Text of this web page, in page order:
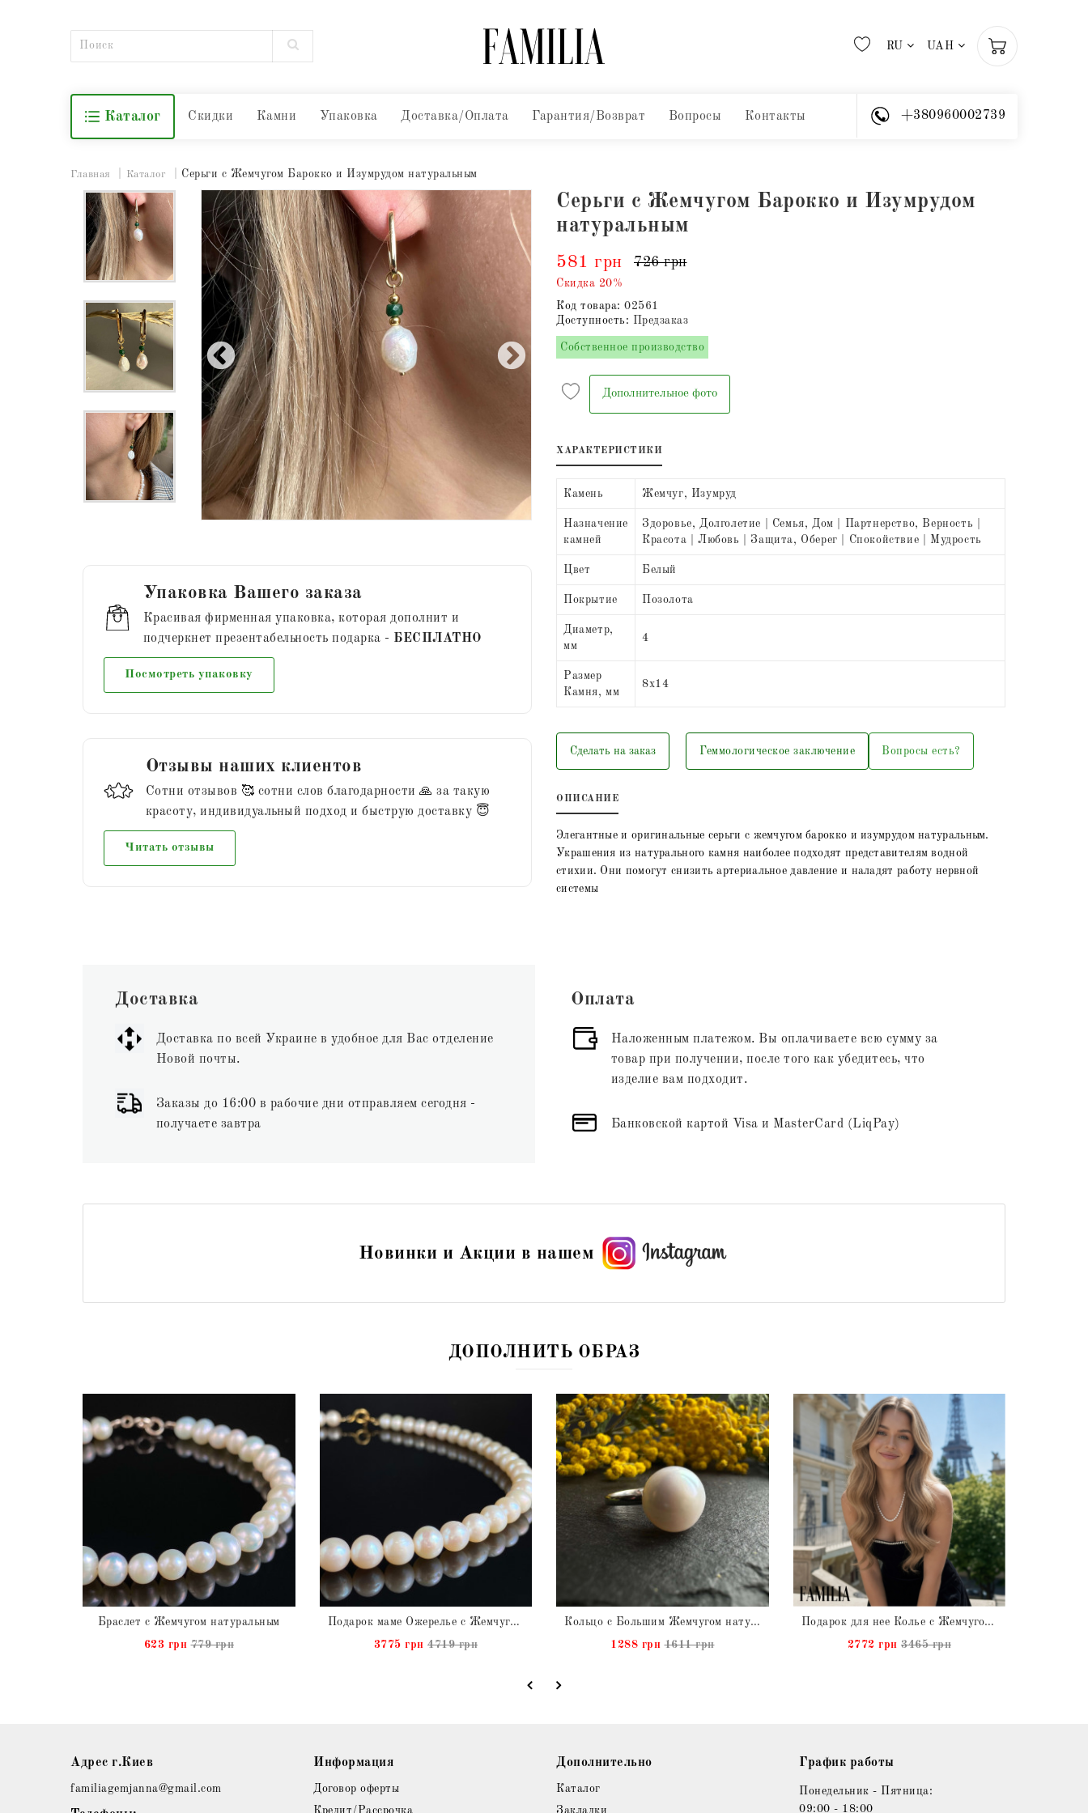
RU UAH
Каталог Скидки Камни Упаковка Доставка/Оплата Гарантия/Возврат Вопросы Контакты +380960002739
Главная Каталог Серьги с Жемчугом Барокко и Изумрудом натуральным
Упаковка Вашего заказа
Красивая фирменная упаковка, которая дополнит и
подчеркнет презентабельность подарка - БЕСПЛАТНО
Посмотреть упаковку
Отзывы наших клиентов
Сотни отзывов 🥰 сотни слов благодарности 🙏 за такую
красоту, индивидуальный подход и быструю доставку 😇
Читать отзывы
Серьги с Жемчугом Барокко и Изумрудом
натуральным
581 грн 726 грн
Скидка 20%
Код товара: 02561
Доступность: Предзаказ
Собственное производство
Дополнительное фото
ХАРАКТЕРИСТИКИ
Камень Жемчуг, Изумруд
Назначение
камней
Здоровье, Долголетие | Семья, Дом | Партнерство, Верность |
Красота | Любовь | Защита, Оберег | Спокойствие | Мудрость
Цвет Белый
Покрытие Позолота
Диаметр,
мм
4
Размер
Камня, мм
8х14
Сделать на заказ Геммологическое заключение Вопросы есть?
ОПИСАНИЕ
Элегантные и оригинальные серьги с жемчугом барокко и изумрудом натуральным.
Украшения из натурального камня наиболее подходят представителям водной
стихии. Они помогут снизить артериальное давление и наладят работу нервной
системы
Доставка
Доставка по всей Украине в удобное для Вас отделение
Новой почты.
Заказы до 16:00 в рабочие дни отправляем сегодня -
получаете завтра
Оплата
Наложенным платежом. Вы оплачиваете всю сумму за
товар при получении, после того как убедитесь, что
изделие вам подходит.
Банковской картой Visa и MasterCard (LiqPay)
Новинки и Акции в нашем
ДОПОЛНИТЬ ОБРАЗ
Браслет с Жемчугом натуральным
623 грн 779 грн
Подарок маме Ожерелье с Жемчугом натуральным
3775 грн 4719 грн
Кольцо с Большим Жемчугом натуральным
1288 грн 1611 грн
Подарок для нее Колье с Жемчугом натуральным
2772 грн 3465 грн
Адрес г.Киев
familiagemjanna@gmail.com
Информация
Договор оферты
Кредит/Рассрочка
Дополнительно
Каталог
Закладки
График работы
Понедельник - Пятница:
09:00 - 18:00